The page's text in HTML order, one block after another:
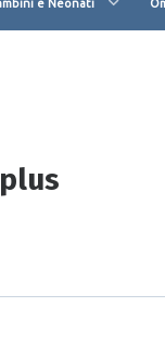
e Neonati